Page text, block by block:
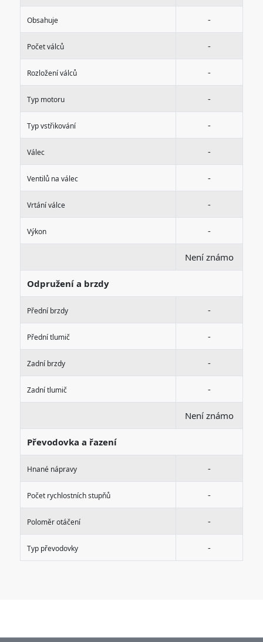
Obsahuje -
Počet válců -
Rozložení válců -
Typ motoru -
Typ vstřikování -
Válec -
Ventilů na válec -
Vrtání válce -
Výkon -
Není známo
Odpružení a brzdy
Přední brzdy -
Přední tlumič -
Zadní brzdy -
Zadní tlumič -
Není známo
Převodovka a řazení
Hnané nápravy -
Počet rychlostních stupňů -
Poloměr otáčení -
Typ převodovky -